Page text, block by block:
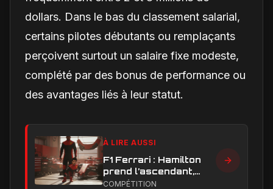
dollars. Dans le bas du classement salarial,
certains pilotes débutants ou remplaçants
perçoivent surtout un salaire fixe modeste,
complété par des bonus de performance ou
des avantages liés à leur statut.
À LIRE AUSSI
F1 Ferrari : Hamilton
prend l’ascendant,
Leclerc sous pression
COMPÉTITION